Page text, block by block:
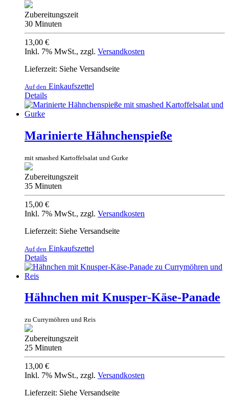
Zubereitungszeit
30 Minuten
13,00 €
Inkl. 7% MwSt., zzgl. Versandkosten
Lieferzeit: Siehe Versandseite
Auf den Einkaufszettel
Details
Marinierte Hähnchenspieße
mit smashed Kartoffelsalat und Gurke
Zubereitungszeit
35 Minuten
15,00 €
Inkl. 7% MwSt., zzgl. Versandkosten
Lieferzeit: Siehe Versandseite
Auf den Einkaufszettel
Details
Hähnchen mit Knusper-Käse-Panade
zu Currymöhren und Reis
Zubereitungszeit
25 Minuten
13,00 €
Inkl. 7% MwSt., zzgl. Versandkosten
Lieferzeit: Siehe Versandseite